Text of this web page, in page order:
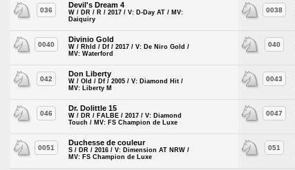
036
Devil's Dream 4
W / DR / R / 2017 / V: D-Day AT / MV:
Daiquiry
0038
0040
Divinio Gold
W / Rhld / Df / 2017 / V: De Niro Gold /
MV: Waterford
040
042
Don Liberty
W / Old / Df / 2005 / V: Diamond Hit /
MV: Liberty M
0043
046
Dr. Dolittle 15
W / DR / FALBE / 2017 / V: Diamond
Touch / MV: FS Champion de Luxe
0047
0051
Duchesse de couleur
S / DR / 2016 / V: Dimension AT NRW /
MV: FS Champion de Luxe
051